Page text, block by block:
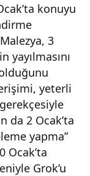
konuyu
3
yayılmasını
yeterli
da 2 Ocak’ta
yapma”
Ocak’ta
Grok’u